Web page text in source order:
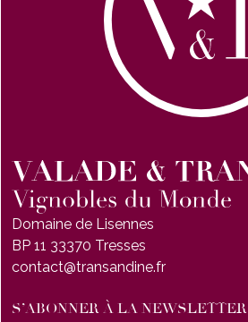
Domaine de Lisennes
BP 11 33370 Tresses
contact@transandine.fr
S’ABONNER À LA NEWSLETTER